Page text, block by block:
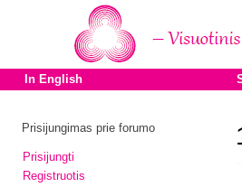
In English
Prisijungimas prie forumo
Prisijungti
Registruotis